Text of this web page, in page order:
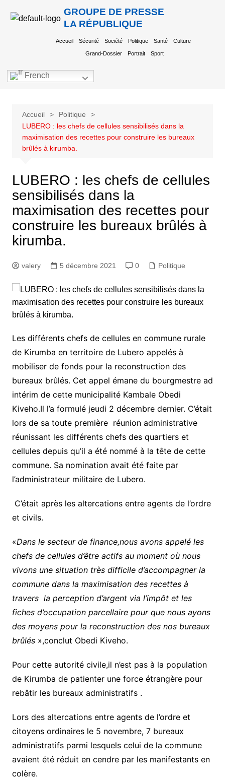
GROUPE DE PRESSE
LA RÉPUBLIQUE
Accueil Sécurité Société Politique Santé Culture
Grand-Dossier Portrait Sport
French
Accueil
Politique
LUBERO : les chefs de cellules sensibilisés dans la
maximisation des recettes pour construire les bureaux
brûlés à kirumba.
LUBERO : les chefs de cellules
sensibilisés dans la
maximisation des recettes pour
construire les bureaux brûlés à
kirumba.
valery 5 décembre 2021 0 Politique
Les différents chefs de cellules en commune rurale
de Kirumba en territoire de Lubero appelés à
mobiliser de fonds pour la reconstruction des
bureaux brûlés. Cet appel émane du bourgmestre ad
intérim de cette municipalité Kambale Obedi
Kiveho.Il l’a formulé jeudi 2 décembre dernier. C’était
lors de sa toute première réunion administrative
réunissant les différents chefs des quartiers et
cellules depuis qu’il a été nommé à la tête de cette
commune. Sa nomination avait été faite par
l’administrateur militaire de Lubero.
C’était après les altercations entre agents de l’ordre
et civils.
«Dans le secteur de finance,nous avons appelé les
chefs de cellules d’être actifs au moment où nous
vivons une situation très difficile d’accompagner la
commune dans la maximisation des recettes à
travers la perception d’argent via l’impôt et les
fiches d’occupation parcellaire pour que nous ayons
des moyens pour la reconstruction des nos bureaux
brûlés»,conclut Obedi Kiveho.
Pour cette autorité civile,il n’est pas à la population
de Kirumba de patienter une force étrangère pour
rebâtir les bureaux administratifs .
Lors des altercations entre agents de l’ordre et
citoyens ordinaires le 5 novembre, 7 bureaux
administratifs parmi lesquels celui de la commune
avaient été réduit en cendre par les manifestants en
colère.